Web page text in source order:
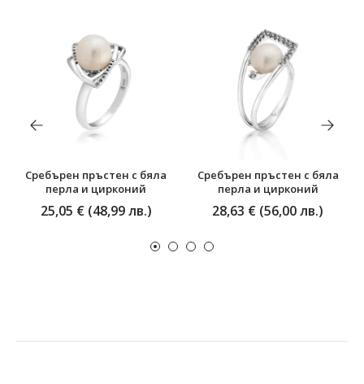
Сребърен пръстен с бяла
перла и цирконий
25,05 € (48,99 лв.)
Сребърен пръстен с бяла
перла и цирконий
28,63 € (56,00 лв.)